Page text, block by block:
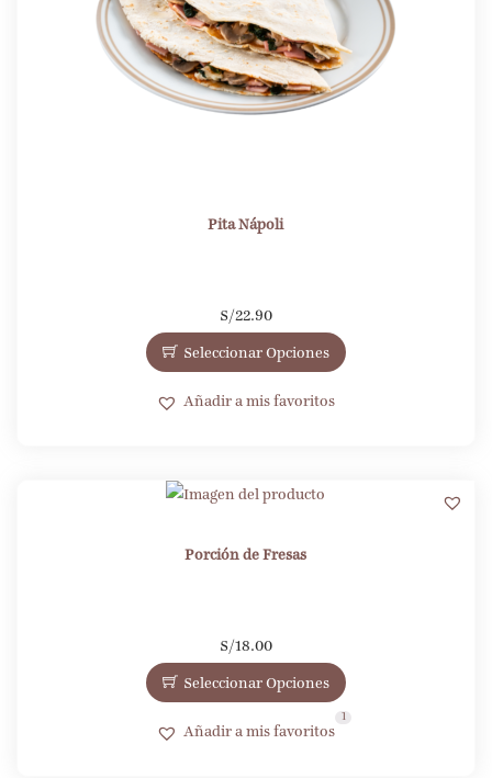
Pita Nápoli
S/22.90
Seleccionar Opciones
Añadir a mis favoritos
Porción de Fresas
S/18.00
Seleccionar Opciones
Añadir a mis favoritos
1